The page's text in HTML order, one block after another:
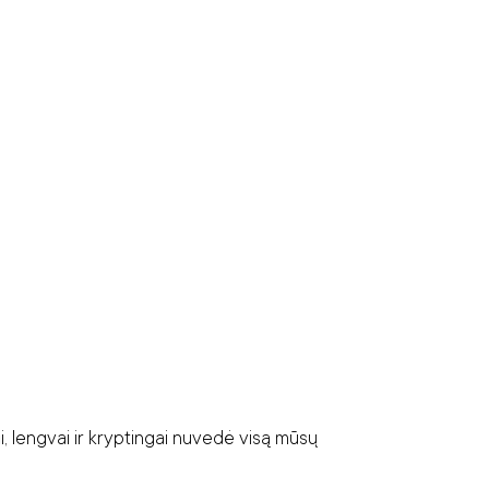
lengvai ir kryptingai nuvedė visą mūsų